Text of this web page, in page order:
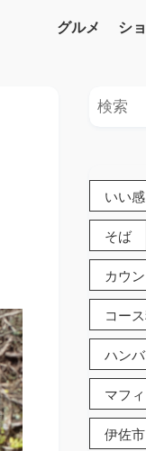
グルメ シ
いい
そば
カウ
コー
ハン
マフ
伊佐市